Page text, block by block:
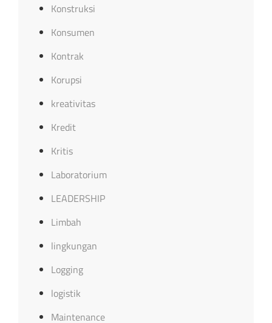
Konstruksi
Konsumen
Kontrak
Korupsi
kreativitas
Kredit
Kritis
Laboratorium
LEADERSHIP
Limbah
lingkungan
Logging
logistik
Maintenance